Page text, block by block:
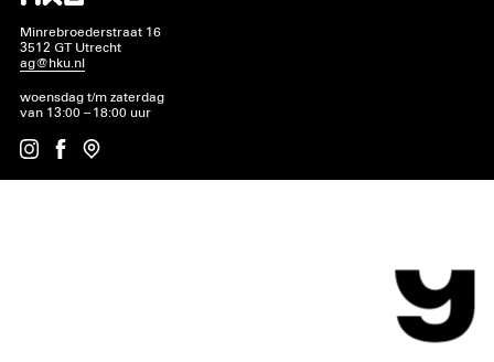
Minrebroederstraat 16
3512 GT Utrecht
ag@hku.nl
woensdag t/m zaterdag
van 13:00 – 18:00 uur